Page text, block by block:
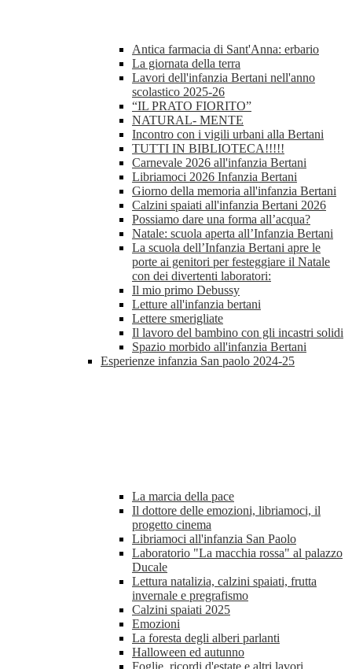
Antica farmacia di Sant'Anna: erbario
La giornata della terra
Lavori dell'infanzia Bertani nell'anno
scolastico 2025-26
“IL PRATO FIORITO”
NATURAL- MENTE
Incontro con i vigili urbani alla Bertani
TUTTI IN BIBLIOTECA!!!!!
Carnevale 2026 all'infanzia Bertani
Libriamoci 2026 Infanzia Bertani
Giorno della memoria all'infanzia Bertani
Calzini spaiati all'infanzia Bertani 2026
Possiamo dare una forma all’acqua?
Natale: scuola aperta all’Infanzia Bertani
La scuola dell’Infanzia Bertani apre le
porte ai genitori per festeggiare il Natale
con dei divertenti laboratori:
Il mio primo Debussy
Letture all'infanzia bertani
Lettere smerigliate
Il lavoro del bambino con gli incastri solidi
Spazio morbido all'infanzia Bertani
Esperienze infanzia San paolo 2024-25
La marcia della pace
Il dottore delle emozioni, libriamoci, il
progetto cinema
Libriamoci all'infanzia San Paolo
Laboratorio "La macchia rossa" al palazzo
Ducale
Lettura natalizia, calzini spaiati, frutta
invernale e pregrafismo
Calzini spaiati 2025
Emozioni
La foresta degli alberi parlanti
Halloween ed autunno